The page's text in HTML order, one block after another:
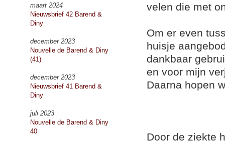
maart 2024
Nieuwsbrief 42 Barend &
Diny
december 2023
Nouvelle de Barend & Diny
(41)
december 2023
Nieuwsbrief 41 Barend &
Diny
juli 2023
Nouvelle de Barend & Diny
40
velen die met
Om er even
huisje
dankbaar
en voor mijn
Daarna hopen
Door de ziekte